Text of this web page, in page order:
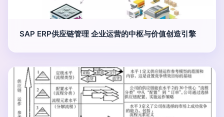
SAP ERP供应链管理 企业运营的中枢与价值创造引擎